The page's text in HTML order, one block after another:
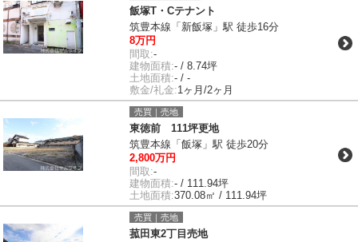
飯塚T・Cテナント
筑豊本線「新飯塚」駅 徒歩16分
8万円
間取:-
建物面積:- / 8.74坪
土地面積:- / -
敷金/礼金:1ヶ月/2ヶ月
売買｜売地
東徳前 111坪更地
筑豊本線「飯塚」駅 徒歩20分
2,800万円
間取:-
建物面積:- / 111.94坪
土地面積:370.08㎡ / 111.94坪
売買｜売地
菰田東2丁目売地